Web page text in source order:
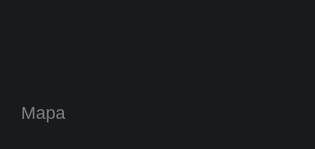
Mapa